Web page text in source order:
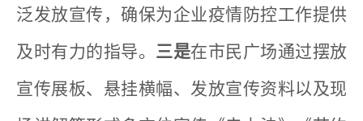
泛发放宣传，确保为企业疫情防控工作提供
及时有力的指导。 三是在市民广场通过摆放
宣传展板、悬挂横幅、发放宣传资料以及现